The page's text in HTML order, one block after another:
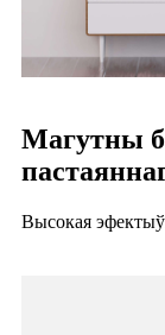
Магутны
Высокая